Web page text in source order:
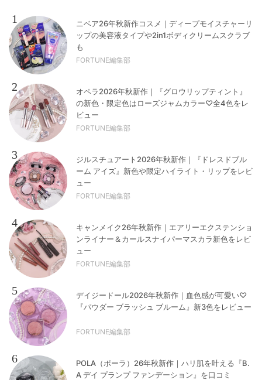
1
ニベア26年秋新作コスメ｜ディープモイスチャーリ
ップの美容液タイプや2in1ボディクリームスクラブ
も
FORTUNE編集部
2
オペラ2026年秋新作｜『グロウリップティント』
の新色・限定色はローズジャムカラー♡全4色をレ
ビュー
FORTUNE編集部
3
ジルスチュアート2026年秋新作｜『ドレスドブル
ーム アイズ』新色や限定ハイライト・リップをレビ
ュー
FORTUNE編集部
4
キャンメイク26年秋新作｜エアリーエクステンショ
ンライナー＆カールスナイパーマスカラ新色をレビ
ュー
FORTUNE編集部
5
デイジードール2026年秋新作｜血色感が可愛い♡
『パウダー ブラッシュ ブルーム』新3色をレビュー
FORTUNE編集部
6
POLA（ポーラ）26年秋新作｜ハリ肌を叶える『B.
A デイ プランプ ファンデーション』を口コミ